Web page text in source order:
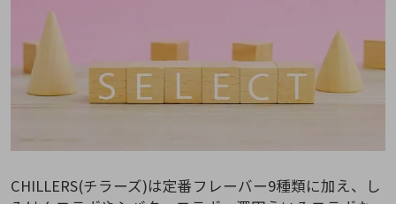
CHILLERS(チラーズ)は定番フレーバー9種類に加え、し